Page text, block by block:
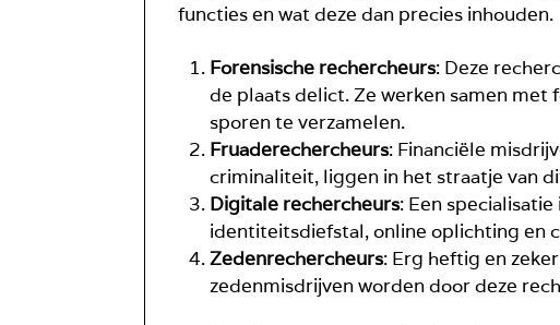
functies en wat deze dan precies inhouden.
Forensische rechercheurs: Deze
de plaats delict. Ze werken samen met
sporen te verzamelen.
Fruaderechercheurs: Financiële
criminaliteit, liggen in het straatje van
Digitale rechercheurs: Een
identiteitsdiefstal, online oplichting en
Zedenrechercheurs: Erg heftig en
zedenmisdrijven worden door deze